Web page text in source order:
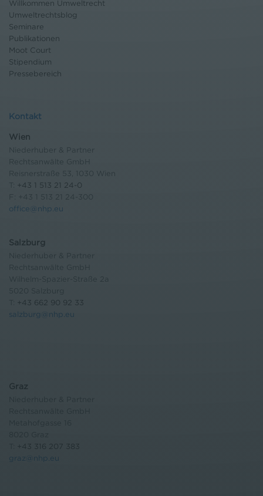
Willkommen Umweltrecht
Umweltrechtsblog
Seminare
Publikationen
Moot Court
Stipendium
Pressebereich
Kontakt
Wien
Niederhuber & Partner
Rechtsanwälte GmbH
Reisnerstraße 53, 1030 Wien
+43 1 513 21 24-0
F: +43 1 513 21 24-300
office@nhp.eu
Salzburg
Niederhuber & Partner
Rechtsanwälte GmbH
Wilhelm-Spazier-Straße 2a
+43 662 90 92 33
salzburg@nhp.eu
Graz
+43 316 207 383
graz@nhp.eu